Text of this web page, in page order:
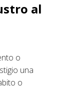
al
o
una
o